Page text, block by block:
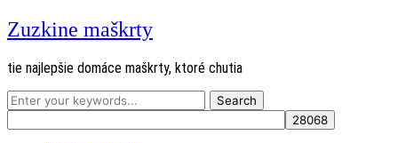
Zuzkine maškrty
tie najlepšie domáce maškrty, ktoré chutia